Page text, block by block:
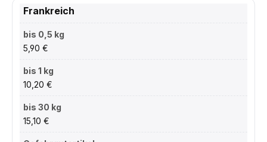
Frankreich
5,90 €
10,20 €
15,10 €